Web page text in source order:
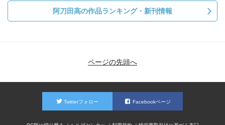
阿刀田高の作品ランキング・新刊情報
ページの先頭へ
Twitterフォロー Facebookページ